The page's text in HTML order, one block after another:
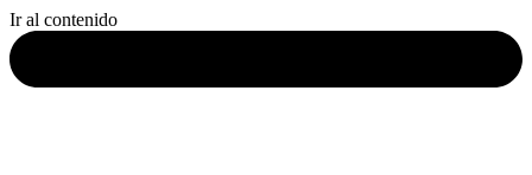
Ir al contenido